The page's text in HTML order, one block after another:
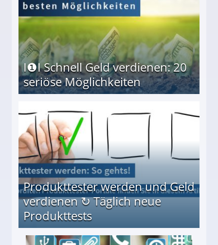
I❶I Schnell Geld verdienen: 20
seriöse Möglichkeiten
Produkttester werden und Geld
verdienen ↻ Täglich neue
Produkttests
↻ Täglich neue Produkttests